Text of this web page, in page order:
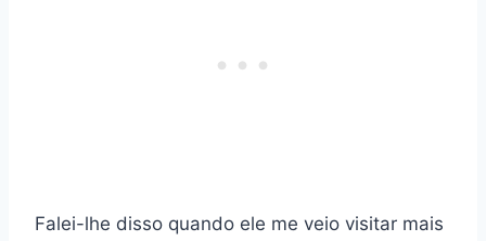
Falei-lhe disso quando ele me veio visitar mais